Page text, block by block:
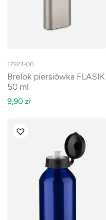
17923-00
Brelok piersiówka FLASIK
50 ml
9,90 zł